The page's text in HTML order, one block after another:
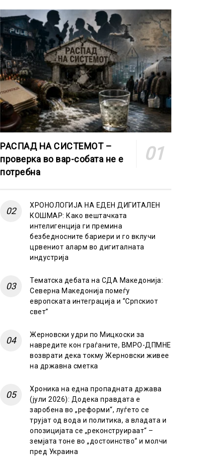
РАСПАД НА СИСТЕМОТ –
проверка во вар-собата не е
потребна
ХРОНОЛОГИЈА НА ЕДЕН ДИГИТАЛЕН
КОШМАР: Како вештачката
интелигенција ги премина
безбедносните бариери и го вклучи
црвениот аларм во дигиталната
индустрија
Тематска дебата на СДА Македонија:
Северна Македонија помеѓу
европската интеграција и “Српскиот
свет”
Жерновски удри по Мицкоски за
навредите кон граѓаните, ВМРО-ДПМНЕ
возврати дека токму Жерновски живее
на државна сметка
Хроника на една пропадната држава
(јули 2026): Додека правдата е
заробена во „реформи“, луѓето се
трујат од вода и политика, а владата и
опозицијата се „реконструираат“ –
земјата тоне во „достоинство“ и молчи
пред Украина